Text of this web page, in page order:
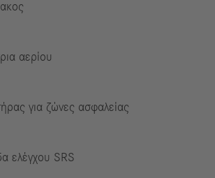
αερίου
για ζώνες ασφαλείας
ελέγχου SRS